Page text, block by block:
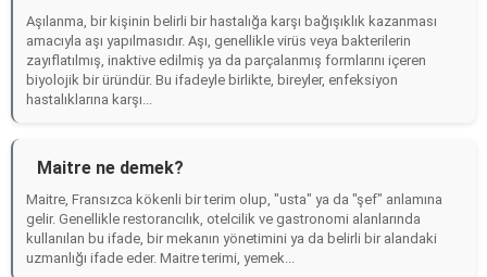
Aşılanma, bir kişinin belirli bir hastalığa karşı bağışıklık kazanması
amacıyla aşı yapılmasıdır. Aşı, genellikle virüs veya bakterilerin
zayıflatılmış, inaktive edilmiş ya da parçalanmış formlarını içeren
biyolojik bir üründür. Bu ifadeyle birlikte, bireyler, enfeksiyon
hastalıklarına karşı...
Maitre ne demek?
Maitre, Fransızca kökenli bir terim olup, "usta" ya da "şef" anlamına
gelir. Genellikle restorancılık, otelcilik ve gastronomi alanlarında
kullanılan bu ifade, bir mekanın yönetimini ya da belirli bir alandaki
uzmanlığı ifade eder. Maitre terimi, yemek...